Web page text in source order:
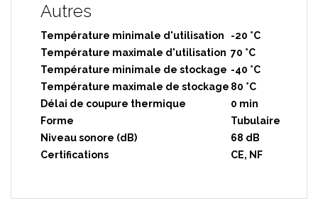
Autres
Température minimale d'utilisation
-20 °C
Température maximale d'utilisation 70 °C
Température minimale de stockage -40 °C
Température maximale de stockage 80 °C
Délai de coupure thermique
0 min
Forme
Tubulaire
Niveau sonore (dB)
68 dB
Certifications
CE, NF